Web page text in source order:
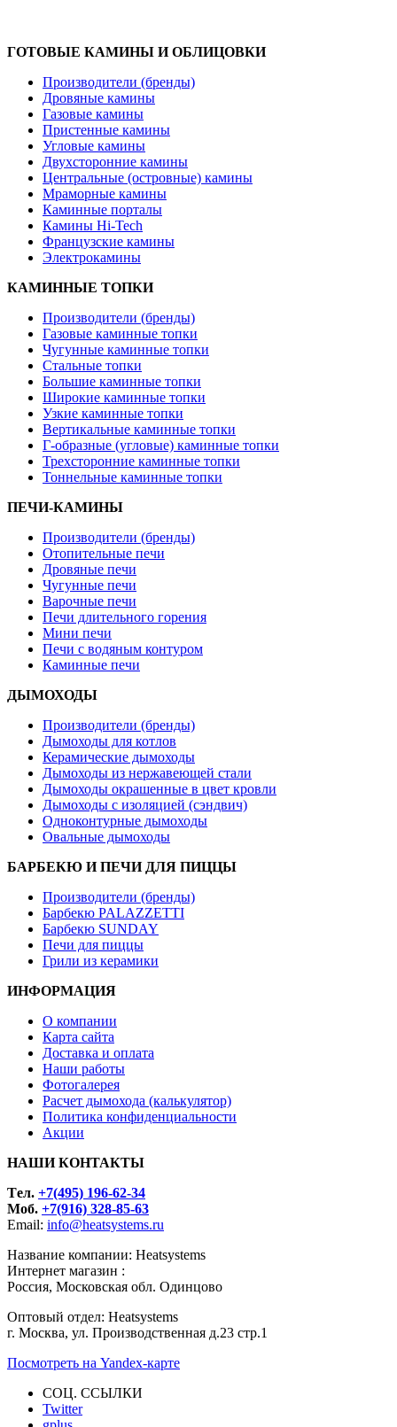
ГОТОВЫЕ КАМИНЫ И ОБЛИЦОВКИ
Производители (бренды)
Дровяные камины
Газовые камины
Пристенные камины
Угловые камины
Двухсторонние камины
Центральные (островные) камины
Мраморные камины
Каминные порталы
Камины Hi-Tech
Французские камины
Электрокамины
КАМИННЫЕ ТОПКИ
Производители (бренды)
Газовые каминные топки
Чугунные каминные топки
Стальные топки
Большие каминные топки
Широкие каминные топки
Узкие каминные топки
Вертикальные каминные топки
Г-образные (угловые) каминные топки
Трехсторонние каминные топки
Тоннельные каминные топки
ПЕЧИ-КАМИНЫ
Производители (бренды)
Отопительные печи
Дровяные печи
Чугунные печи
Варочные печи
Печи длительного горения
Мини печи
Печи с водяным контуром
Каминные печи
ДЫМОХОДЫ
Производители (бренды)
Дымоходы для котлов
Керамические дымоходы
Дымоходы из нержавеющей стали
Дымоходы окрашенные в цвет кровли
Дымоходы с изоляцией (сэндвич)
Одноконтурные дымоходы
Овальные дымоходы
БАРБЕКЮ И ПЕЧИ ДЛЯ ПИЦЦЫ
Производители (бренды)
Барбекю PALAZZETTI
Барбекю SUNDAY
Печи для пиццы
Грили из керамики
ИНФОРМАЦИЯ
О компании
Карта сайта
Доставка и оплата
Наши работы
Фотогалерея
Расчет дымохода (калькулятор)
Политика конфиденциальности
Акции
НАШИ КОНТАКТЫ
Tел. +7(495) 196-62-34
Моб. +7(916) 328-85-63
Email: info@heatsystems.ru
Название компании: Heatsystems
Интернет магазин :
Россия, Московская обл. Одинцово
Оптовый отдел: Heatsystems
г. Москва, ул. Производственная д.23 стр.1
Посмотреть на Yandex-карте
СОЦ. ССЫЛКИ
Twitter